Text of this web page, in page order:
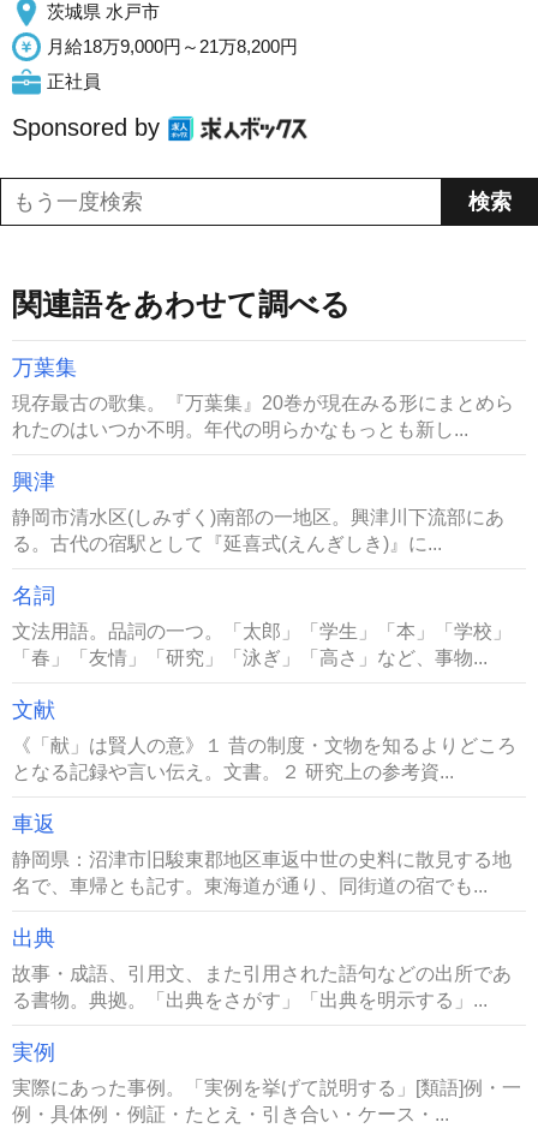
茨城県 水戸市
月給18万9,000円～21万8,200円
正社員
Sponsored by
関連語をあわせて調べる
万葉集
現存最古の歌集。『万葉集』20巻が現在みる形にまとめら
れたのはいつか不明。年代の明らかなもっとも新し...
興津
静岡市清水区(しみずく)南部の一地区。興津川下流部にあ
る。古代の宿駅として『延喜式(えんぎしき)』に...
名詞
文法用語。品詞の一つ。「太郎」「学生」「本」「学校」
「春」「友情」「研究」「泳ぎ」「高さ」など、事物...
文献
《「献」は賢人の意》１ 昔の制度・文物を知るよりどころ
となる記録や言い伝え。文書。２ 研究上の参考資...
車返
静岡県：沼津市旧駿東郡地区車返中世の史料に散見する地
名で、車帰とも記す。東海道が通り、同街道の宿でも...
出典
故事・成語、引用文、また引用された語句などの出所であ
る書物。典拠。「出典をさがす」「出典を明示する」...
実例
実際にあった事例。「実例を挙げて説明する」[類語]例・一
例・具体例・例証・たとえ・引き合い・ケース・...